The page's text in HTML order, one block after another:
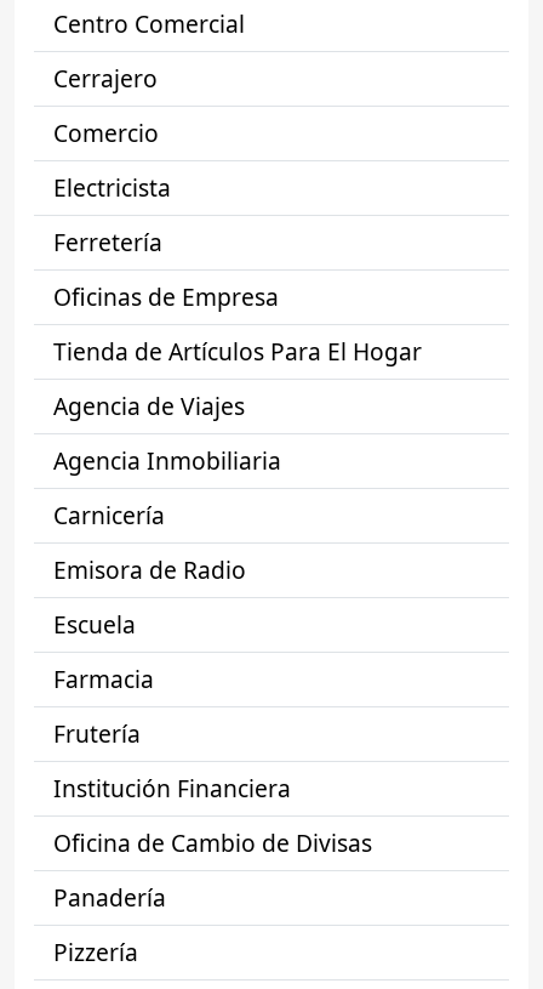
Centro Comercial
Cerrajero
Comercio
Electricista
Ferretería
Oficinas de Empresa
Tienda de Artículos Para El Hogar
Agencia de Viajes
Agencia Inmobiliaria
Carnicería
Emisora de Radio
Escuela
Farmacia
Frutería
Institución Financiera
Oficina de Cambio de Divisas
Panadería
Pizzería